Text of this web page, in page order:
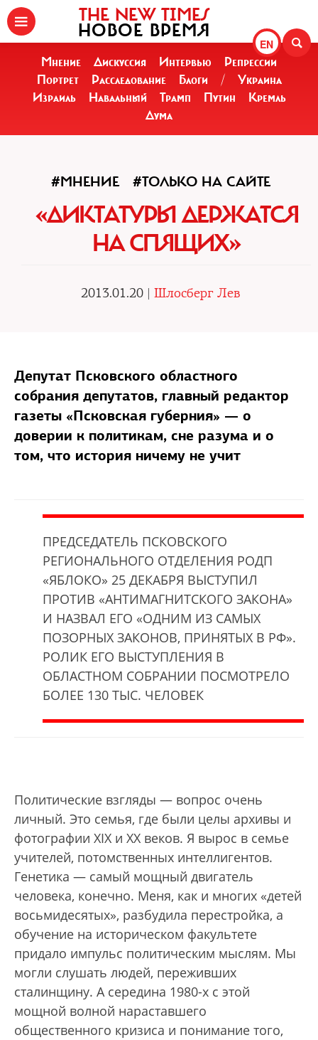
EN
THE NEW TIMES
НОВОЕ ВРЕМЯ
Мнение Дискуссия Интервью
Репрессии
Портрет
Расследование Блоги /
Украина
Израиль
Навальный Трамп Путин
Кремль
Дума
#МНЕНИЕ #ТОЛЬКО НА САЙТЕ
«ДИКТАТУРЫ ДЕРЖАТСЯ
НА СПЯЩИХ»
2013.01.20 | Шлосберг Лев
Депутат Псковского областного
собрания депутатов, главный редактор
газеты «Псковская губерния» — о
доверии к политикам, сне разума и о
том, что история ничему не учит
ПРЕДСЕДАТЕЛЬ ПСКОВСКОГО
РЕГИОНАЛЬНОГО ОТДЕЛЕНИЯ РОДП
«ЯБЛОКО» 25 ДЕКАБРЯ ВЫСТУПИЛ
ПРОТИВ «АНТИМАГНИТСКОГО ЗАКОНА»
И НАЗВАЛ ЕГО «ОДНИМ ИЗ САМЫХ
ПОЗОРНЫХ ЗАКОНОВ, ПРИНЯТЫХ В РФ».
РОЛИК ЕГО ВЫСТУПЛЕНИЯ В
ОБЛАСТНОМ СОБРАНИИ ПОСМОТРЕЛО
БОЛЕЕ 130 ТЫС. ЧЕЛОВЕК
Политические взгляды — вопрос очень
личный. Это семья, где были целы архивы и
фотографии XIX и XX веков. Я вырос в семье
учителей, потомственных интеллигентов.
Генетика — самый мощный двигатель
человека, конечно. Меня, как и многих «детей
восьмидесятых», разбудила перестройка, а
обучение на историческом факультете
придало импульс политическим мыслям. Мы
могли слушать людей, переживших
сталинщину. А середина 1980-х с этой
мощной волной нараставшего
общественного кризиса и понимание того,